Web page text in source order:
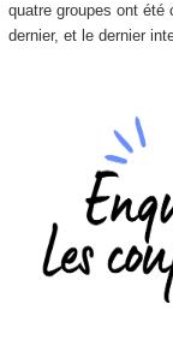
quatre groupes ont été
dernier, et le dernier